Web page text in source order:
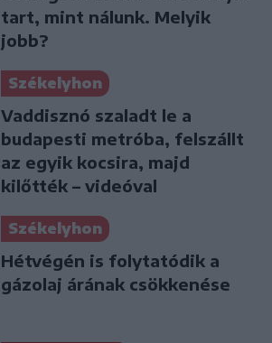
tart, mint nálunk. Melyik
jobb?
Székelyhon
Vaddisznó szaladt le a
budapesti metróba, felszállt
az egyik kocsira, majd
kilőtték – videóval
Székelyhon
Hétvégén is folytatódik a
gázolaj árának csökkenése